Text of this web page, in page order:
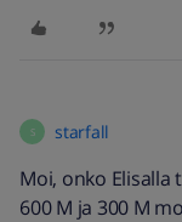
S starfall
Moi, onko
600 M ja 300 M